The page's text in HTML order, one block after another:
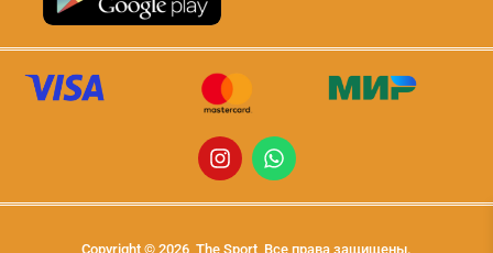
Copyright © 2026, The Sport, Все права защищены.